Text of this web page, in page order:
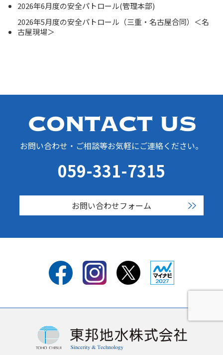
2026年6月度の安全パトロール(管理本部)
2026年5月度の安全パトロール（三重・名古屋合同）＜名
古屋現場＞
お問い合わせ・ご相談等お気軽にご連絡ください。
059-331-7315
お問い合わせフォーム